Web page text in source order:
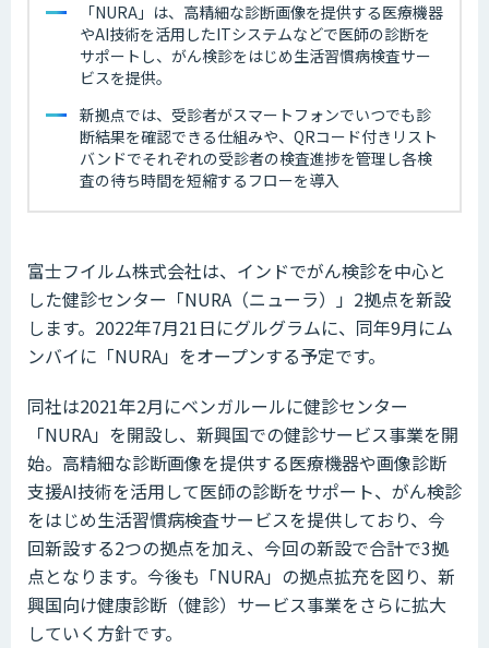
「NURA」は、高精細な診断画像を提供する医療機器
やAI技術を活用したITシステムなどで医師の診断を
サポートし、がん検診をはじめ生活習慣病検査サー
ビスを提供。
新拠点では、受診者がスマートフォンでいつでも診
断結果を確認できる仕組みや、QRコード付きリスト
バンドでそれぞれの受診者の検査進捗を管理し各検
査の待ち時間を短縮するフローを導入
富士フイルム株式会社は、インドでがん検診を中心と
した健診センター「NURA（ニューラ）」2拠点を新設
します。2022年7月21日にグルグラムに、同年9月にム
ンバイに「NURA」をオープンする予定です。
同社は2021年2月にベンガルールに健診センター
「NURA」を開設し、新興国での健診サービス事業を開
始。高精細な診断画像を提供する医療機器や画像診断
支援AI技術を活用して医師の診断をサポート、がん検診
をはじめ生活習慣病検査サービスを提供しており、今
回新設する2つの拠点を加え、今回の新設で合計で3拠
点となります。今後も「NURA」の拠点拡充を図り、新
興国向け健康診断（健診）サービス事業をさらに拡大
していく方針です。